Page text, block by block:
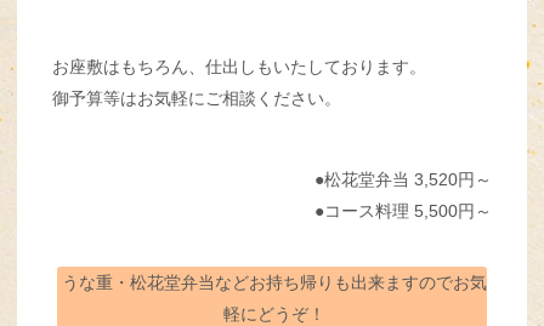
お座敷はもちろん、仕出しもいたしております。
御予算等はお気軽にご相談ください。
●松花堂弁当 3,520円～
●コース料理 5,500円～
うな重・松花堂弁当などお持ち帰りも出来ますのでお気
軽にどうぞ！